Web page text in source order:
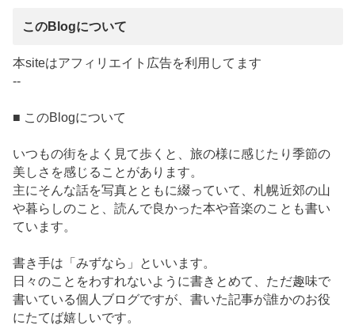
このBlogについて
本siteはアフィリエイト広告を利用してます
--
■ このBlogについて
いつもの街をよく見て歩くと、旅の様に感じたり季節の
美しさを感じることがあります。
主にそんな話を写真とともに綴っていて、札幌近郊の山
や暮らしのこと、読んで良かった本や音楽のことも書い
ています。
書き手は「みずなら」といいます。
日々のことをわすれないように書きとめて、ただ趣味で
書いている個人ブログですが、書いた記事が誰かのお役
にたてば嬉しいです。